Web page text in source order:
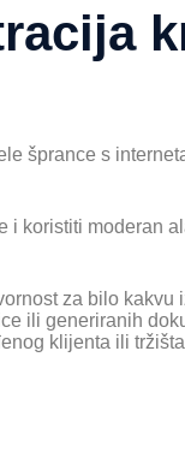
šprance s
i koristiti moderan
za bilo kakvu
ili generiranih
klijenta ili